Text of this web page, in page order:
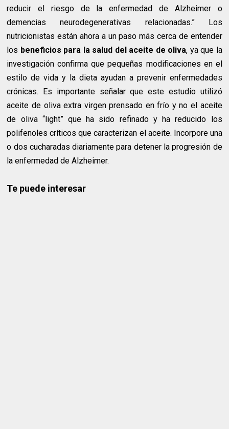
reducir el riesgo de la enfermedad de Alzheimer o
demencias neurodegenerativas relacionadas.” Los
nutricionistas están ahora a un paso más cerca de entender
los beneficios para la salud del aceite de oliva, ya que la
investigación confirma que pequeñas modificaciones en el
estilo de vida y la dieta ayudan a prevenir enfermedades
crónicas. Es importante señalar que este estudio utilizó
aceite de oliva extra virgen prensado en frío y no el aceite
de oliva “light” que ha sido refinado y ha reducido los
polifenoles críticos que caracterizan el aceite. Incorpore una
o dos cucharadas diariamente para detener la progresión de
la enfermedad de Alzheimer.
Te puede interesar